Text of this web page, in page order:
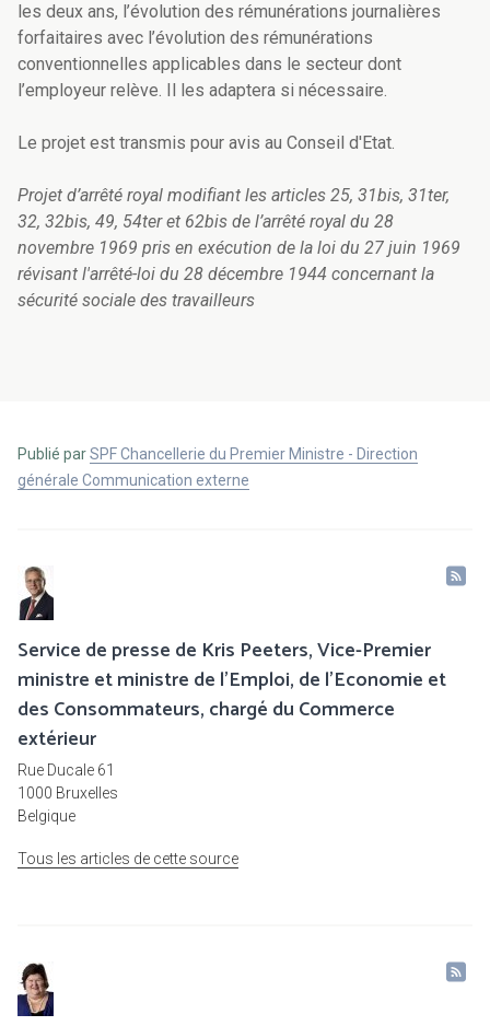
les deux ans, l’évolution des rémunérations journalières
forfaitaires avec l’évolution des rémunérations
conventionnelles applicables dans le secteur dont
l’employeur relève. Il les adaptera si nécessaire.
Le projet est transmis pour avis au Conseil d'Etat.
Projet d’arrêté royal modifiant les articles 25, 31bis, 31ter,
32, 32bis, 49, 54ter et 62bis de l’arrêté royal du 28
novembre 1969 pris en exécution de la loi du 27 juin 1969
révisant l'arrêté-loi du 28 décembre 1944 concernant la
sécurité sociale des travailleurs
Publié parSPF Chancellerie du Premier Ministre - Direction
générale Communication externe
Service de presse de Kris Peeters, Vice-Premier
ministre et ministre de l'Emploi, de l'Economie et
des Consommateurs, chargé du Commerce
extérieur
Rue Ducale 61
1000 Bruxelles
Belgique
Tous les articles de cette source